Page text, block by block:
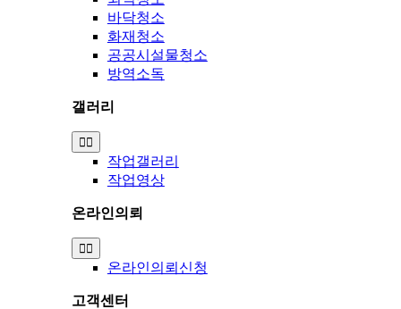
바닥청소
화재청소
공공시설물청소
방역소독
갤러리
Toggle
Navigation
작업갤러리
작업영상
온라인의뢰
Toggle
Navigation
온라인의뢰신청
고객센터